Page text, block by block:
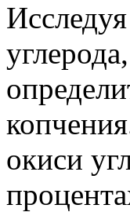
окиси